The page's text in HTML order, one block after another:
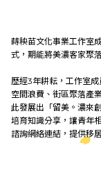
蒔秧苗文化事業工作室
式，期能將美濃客家聚
歷經3年耕耘，工作室
空間浪費、街區聚落產
此發展出「留美。濃來
培育知識分享，讓青年
諮詢網絡連結，提供移